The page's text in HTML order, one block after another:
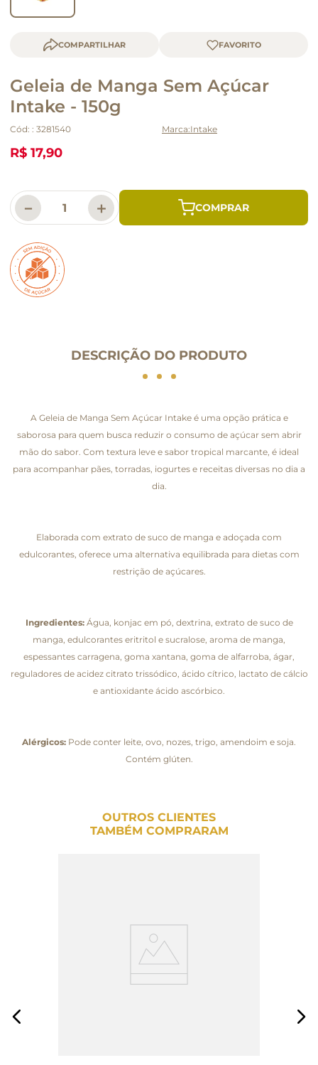
COMPARTILHAR
Geleia de Manga Sem Açúcar
Intake - 150g
Cód: : 3281540 Intake
R$ 17,90
＋
－
DESCRIÇÃO DO PRODUTO
A Geleia de Manga Sem Açúcar Intake é uma opção prática e
saborosa para quem busca reduzir o consumo de açúcar sem abrir
mão do sabor. Com textura leve e sabor tropical marcante, é ideal
para acompanhar pães, torradas, iogurtes e receitas diversas no dia a
dia.
Elaborada com extrato de suco de manga e adoçada com
edulcorantes, oferece uma alternativa equilibrada para dietas com
restrição de açúcares.
Ingredientes:Água, konjac em pó, dextrina, extrato de suco de
manga, edulcorantes eritritol e sucralose, aroma de manga,
espessantes carragena, goma xantana, goma de alfarroba, ágar,
reguladores de acidez citrato trissódico, ácido cítrico, lactato de cálcio
e antioxidante ácido ascórbico.
Alérgicos: Pode conter leite, ovo, nozes, trigo, amendoim e soja.
Contém glúten.
OUTROS CLIENTES
TAMBÉM COMPRARAM